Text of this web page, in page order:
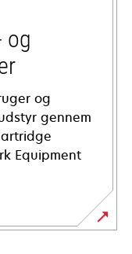
og
og
gennem
Equipment